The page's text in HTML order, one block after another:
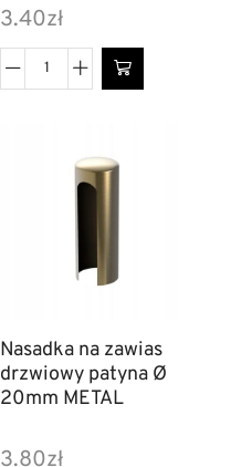
3.40zł
Nasadka na zawias
drzwiowy patyna Ø
20mm METAL
3.80zł